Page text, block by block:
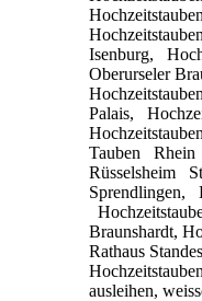
Isenburg,
Oberurseler
Palais,
Tauben
Rüsselsheim
Sprendlingen,
Braunshardt,
Rathaus
ausleihen,